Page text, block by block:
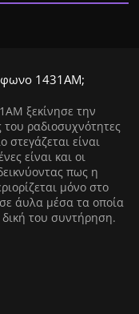
1431ΑΜ;
ξεκίνησε την
του ραδιοσυχνότητες
είναι
είναι και οι
πως η
μόνο στο
άυλα μέσα τα οποία
δική του συντήρηση.